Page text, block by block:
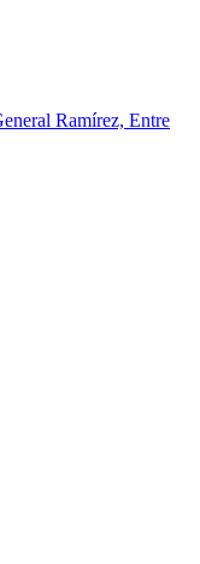
Ramírez, Entre